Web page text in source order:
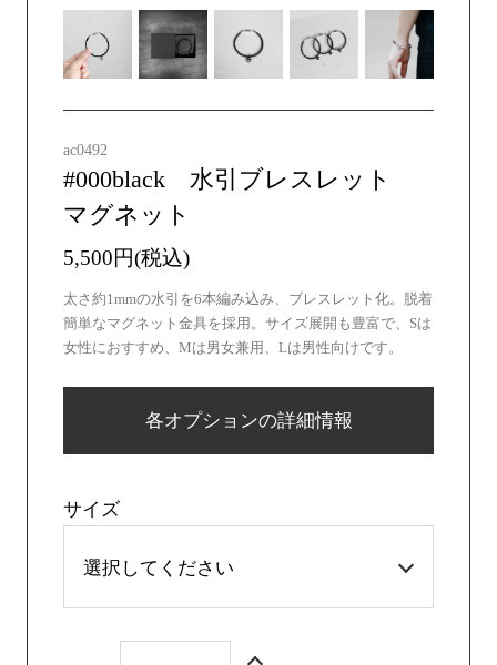
ac0492
#000black 水引ブレスレット
マグネット
5,500円(税込)
太さ約1mmの水引を6本編み込み、ブレスレット化。脱着
簡単なマグネット金具を採用。サイズ展開も豊富で、Sは
女性におすすめ、Mは男女兼用、Lは男性向けです。
各オプションの詳細情報
サイズ